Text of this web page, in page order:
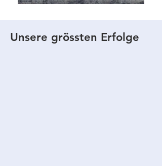
Unsere grössten Erfolge